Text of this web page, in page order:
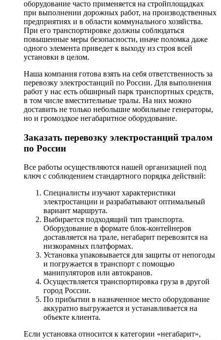
оборудование часто применяется на стройплощадках
при выполнении дорожных работ, на производственных
предприятиях и в области коммунального хозяйства.
При его транспортировке должны соблюдаться
повышенные меры безопасности, иначе поломка даже
одного элемента приведет к выходу из строя всей
установки в целом.
Наша компания готова взять на себя ответственность за
перевозку электростанций по России. Для выполнения
работ у нас есть обширный парк транспортных средств,
в том числе вместительные тралы. На них можно
доставить не только небольшие мобильные генераторы,
но и громоздкое негабаритное оборудование.
Заказать перевозку электростанций тралом
по России
Все работы осуществляются нашей организацией под
ключ с соблюдением стандартного порядка действий:
Специалисты изучают характеристики
электростанции и разрабатывают оптимальный
вариант маршрута.
Выбирается подходящий тип транспорта.
Оборудование в формате блок-контейнеров
доставляется на трале, негабарит перевозится на
низкорамных платформах.
Установка упаковывается для защиты от непогоды
и погружается в транспорт с помощью
манипуляторов или автокранов.
Осуществляется транспортировка груза в другой
город России.
По прибытии в назначенное место оборудование
аккуратно выгружается и устанавливается на
объекте клиента.
Если установка относится к категории «негабарит»,